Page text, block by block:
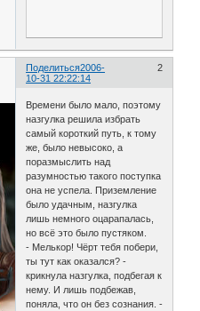
Поделиться 2
2006-
10-31 22:22:14
Времени было мало, поэтому
назгулка решила избрать
самый короткий путь, к тому
же, было невысоко, а
поразмыслить над
разумностью такого поступка
она не успела. Приземление
было удачным, назгулка
лишь немного оцарапалась,
но всё это было пустяком.
- Мелькор! Чёрт тебя побери,
ты тут как оказался? -
крикнула назгулка, подбегая к
нему. И лишь подбежав,
поняла, что он без сознания. -